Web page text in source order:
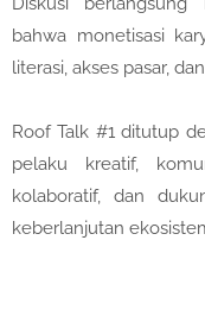
bahwa monetisasi
literasi, akses pasar,
Roof Talk #1 ditutup
pelaku kreatif,
kolaboratif, dan
keberlanjutan